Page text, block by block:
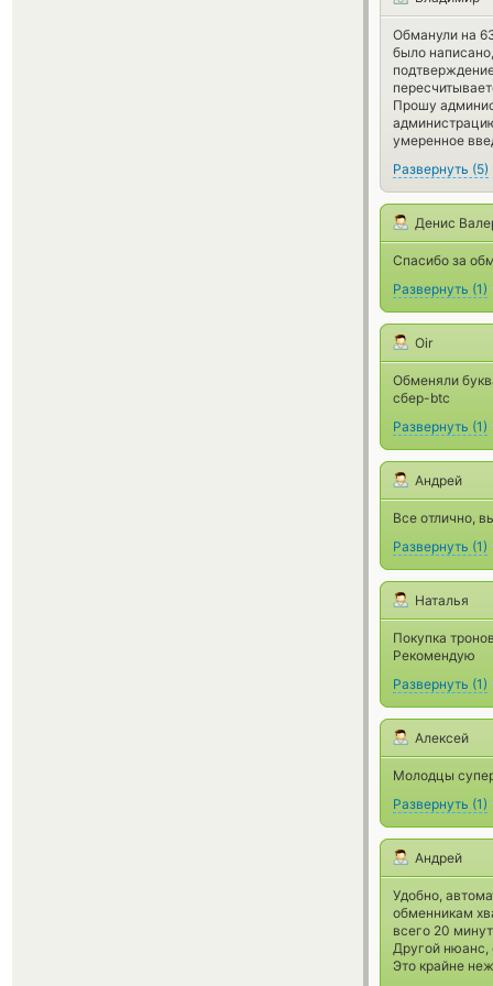
Обманули на
было
Прошу
умеренное
Развернуть (5)
Денис
Спасибо за
Развернуть (1)
Oir
Обменяли
сбер-btc
Развернуть (1)
Андрей
Все отлично,
Развернуть (1)
Наталья
Покупка
Рекомендую
Развернуть (1)
Алексей
Молодцы
Развернуть (1)
Андрей
Удобно,
обменникам
всего 20
Другой нюанс,
Это крайне